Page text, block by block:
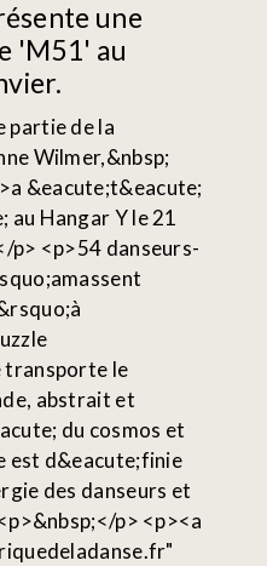
une
'M51' au
partie de la
Wilmer,&nbsp;
&eacute;t&eacute;
au Hangar Y le 21
p> <p>54 danseurs-
transporte le
abstrait et
du cosmos et
est d&eacute;finie
des danseurs et
p> <p><a